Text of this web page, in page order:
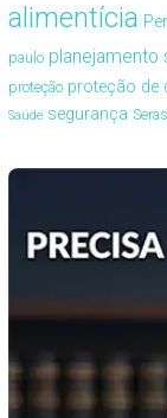
alimentícia
paulo planejamento
proteção proteção de
Saúde segurança